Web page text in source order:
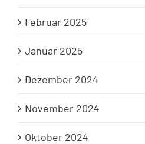
Februar 2025
Januar 2025
Dezember 2024
November 2024
Oktober 2024